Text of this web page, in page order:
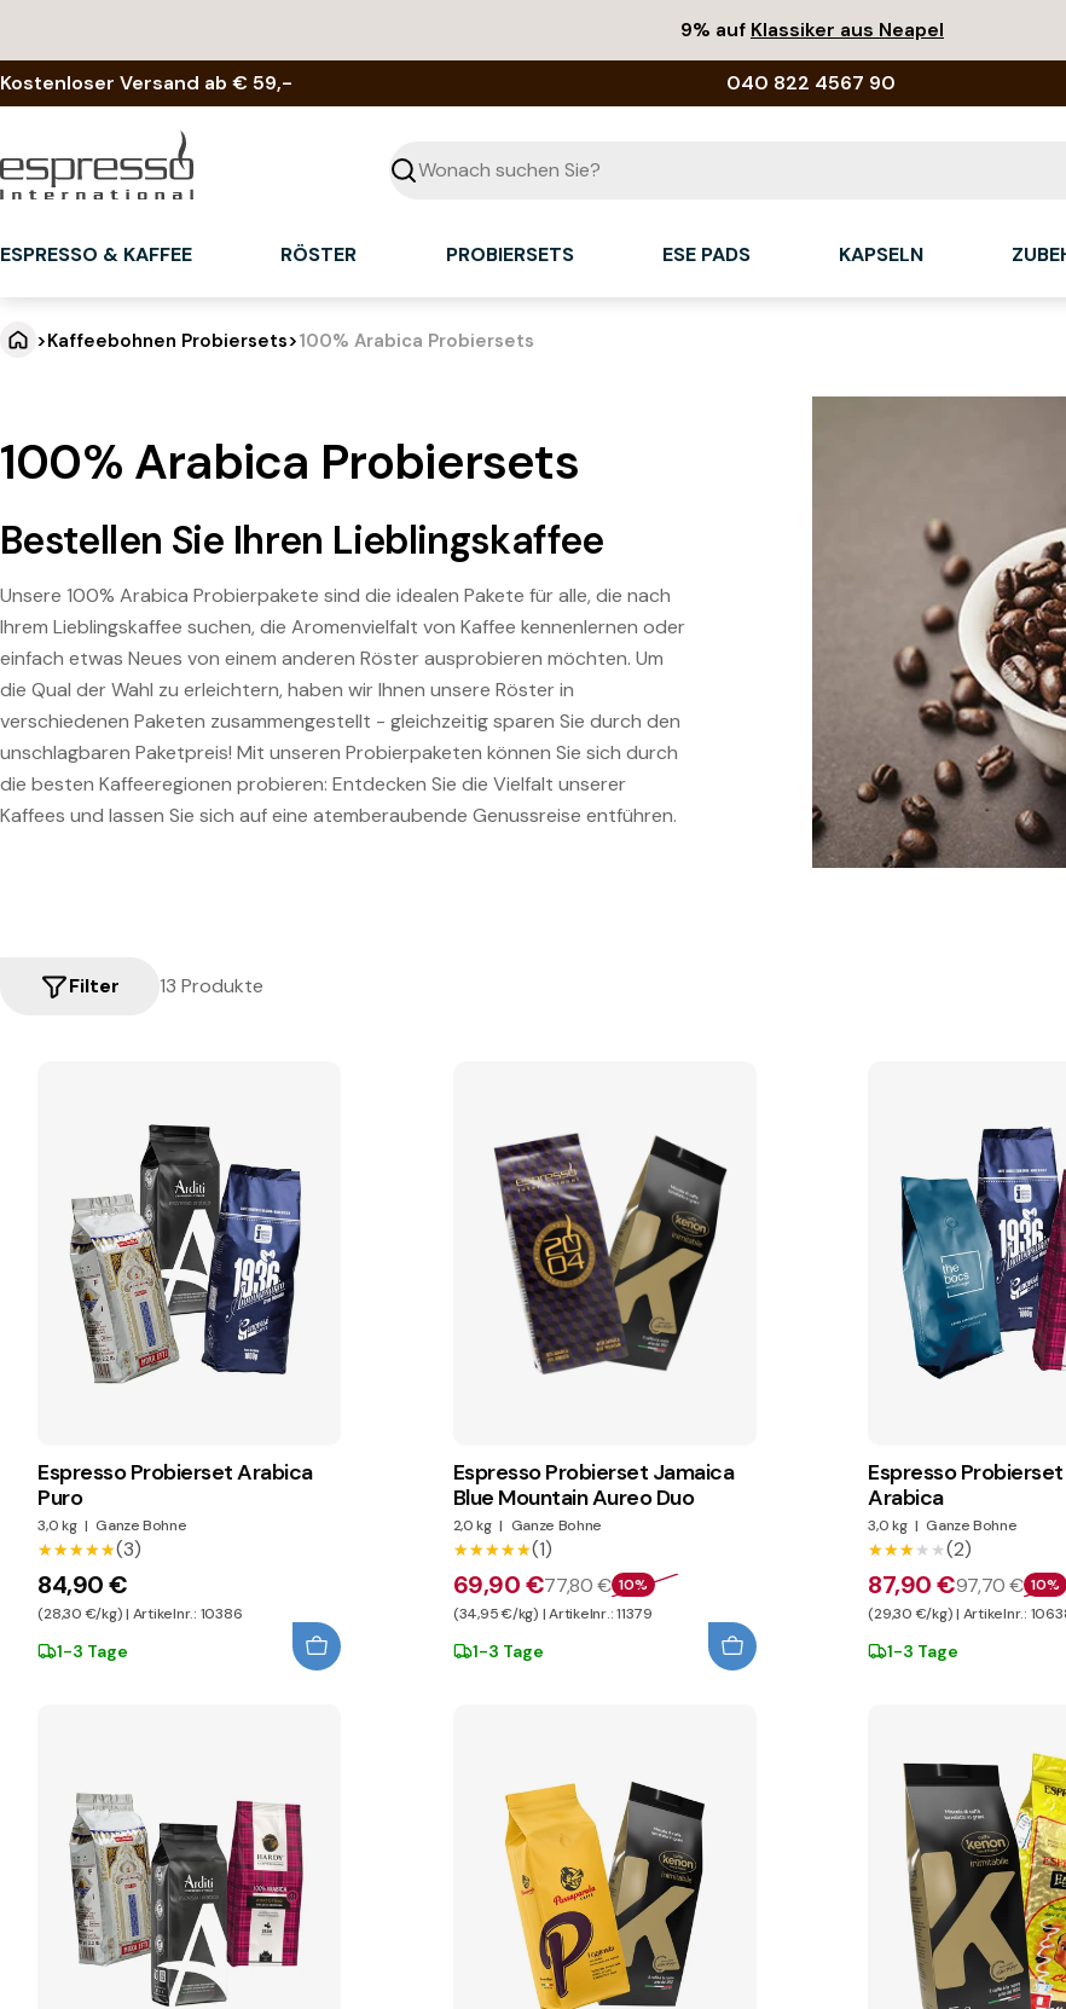
springen
9% auf Klassiker aus Neapel
Kostenloser Versand ab € 59,- 040 822 4567 90
Suchen
ESPRESSO & KAFFEE RÖSTER PROBIERSETS ESE PADS KAPSELN
>Kaffeebohnen Probiersets>100% Arabica Probiersets
100% Arabica Probiersets
Bestellen Sie Ihren Lieblingskaffee
Unsere 100% Arabica Probierpakete sind die idealen Pakete für alle, die nach
Ihrem Lieblingskaffee suchen, die Aromenvielfalt von Kaffee kennenlernen oder
einfach etwas Neues von einem anderen Röster ausprobieren möchten. Um
die Qual der Wahl zu erleichtern, haben wir Ihnen unsere Röster in
verschiedenen Paketen zusammengestellt - gleichzeitig sparen Sie durch den
unschlagbaren Paketpreis! Mit unseren Probierpaketen können Sie sich durch
die besten Kaffeeregionen probieren: Entdecken Sie die Vielfalt unserer
Kaffees und lassen Sie sich auf eine atemberaubende Genussreise entführen.
13 Produkte
Filter
Espresso Probierset Arabica
Puro
3,0 kg | Ganze Bohne
★★★★★
★★★★★(3)
84,90 €
(28,30 €/kg) | Artikelnr.: 10386
1-3 Tage
Espresso Probierset Jamaica
Blue Mountain Aureo Duo
2,0 kg | Ganze Bohne
★★★★★
★★★★★(1)
69,90 €77,80 € 10%
(34,95 €/kg) | Artikelnr.: 11379
1-3 Tage
Espresso
Arabica
3,0 kg | Ganze Bohne
★★★★★
★★★★★(2)
87,90 €97,70 € 10%
(29,30 €/kg) | Artikelnr.:
1-3 Tage